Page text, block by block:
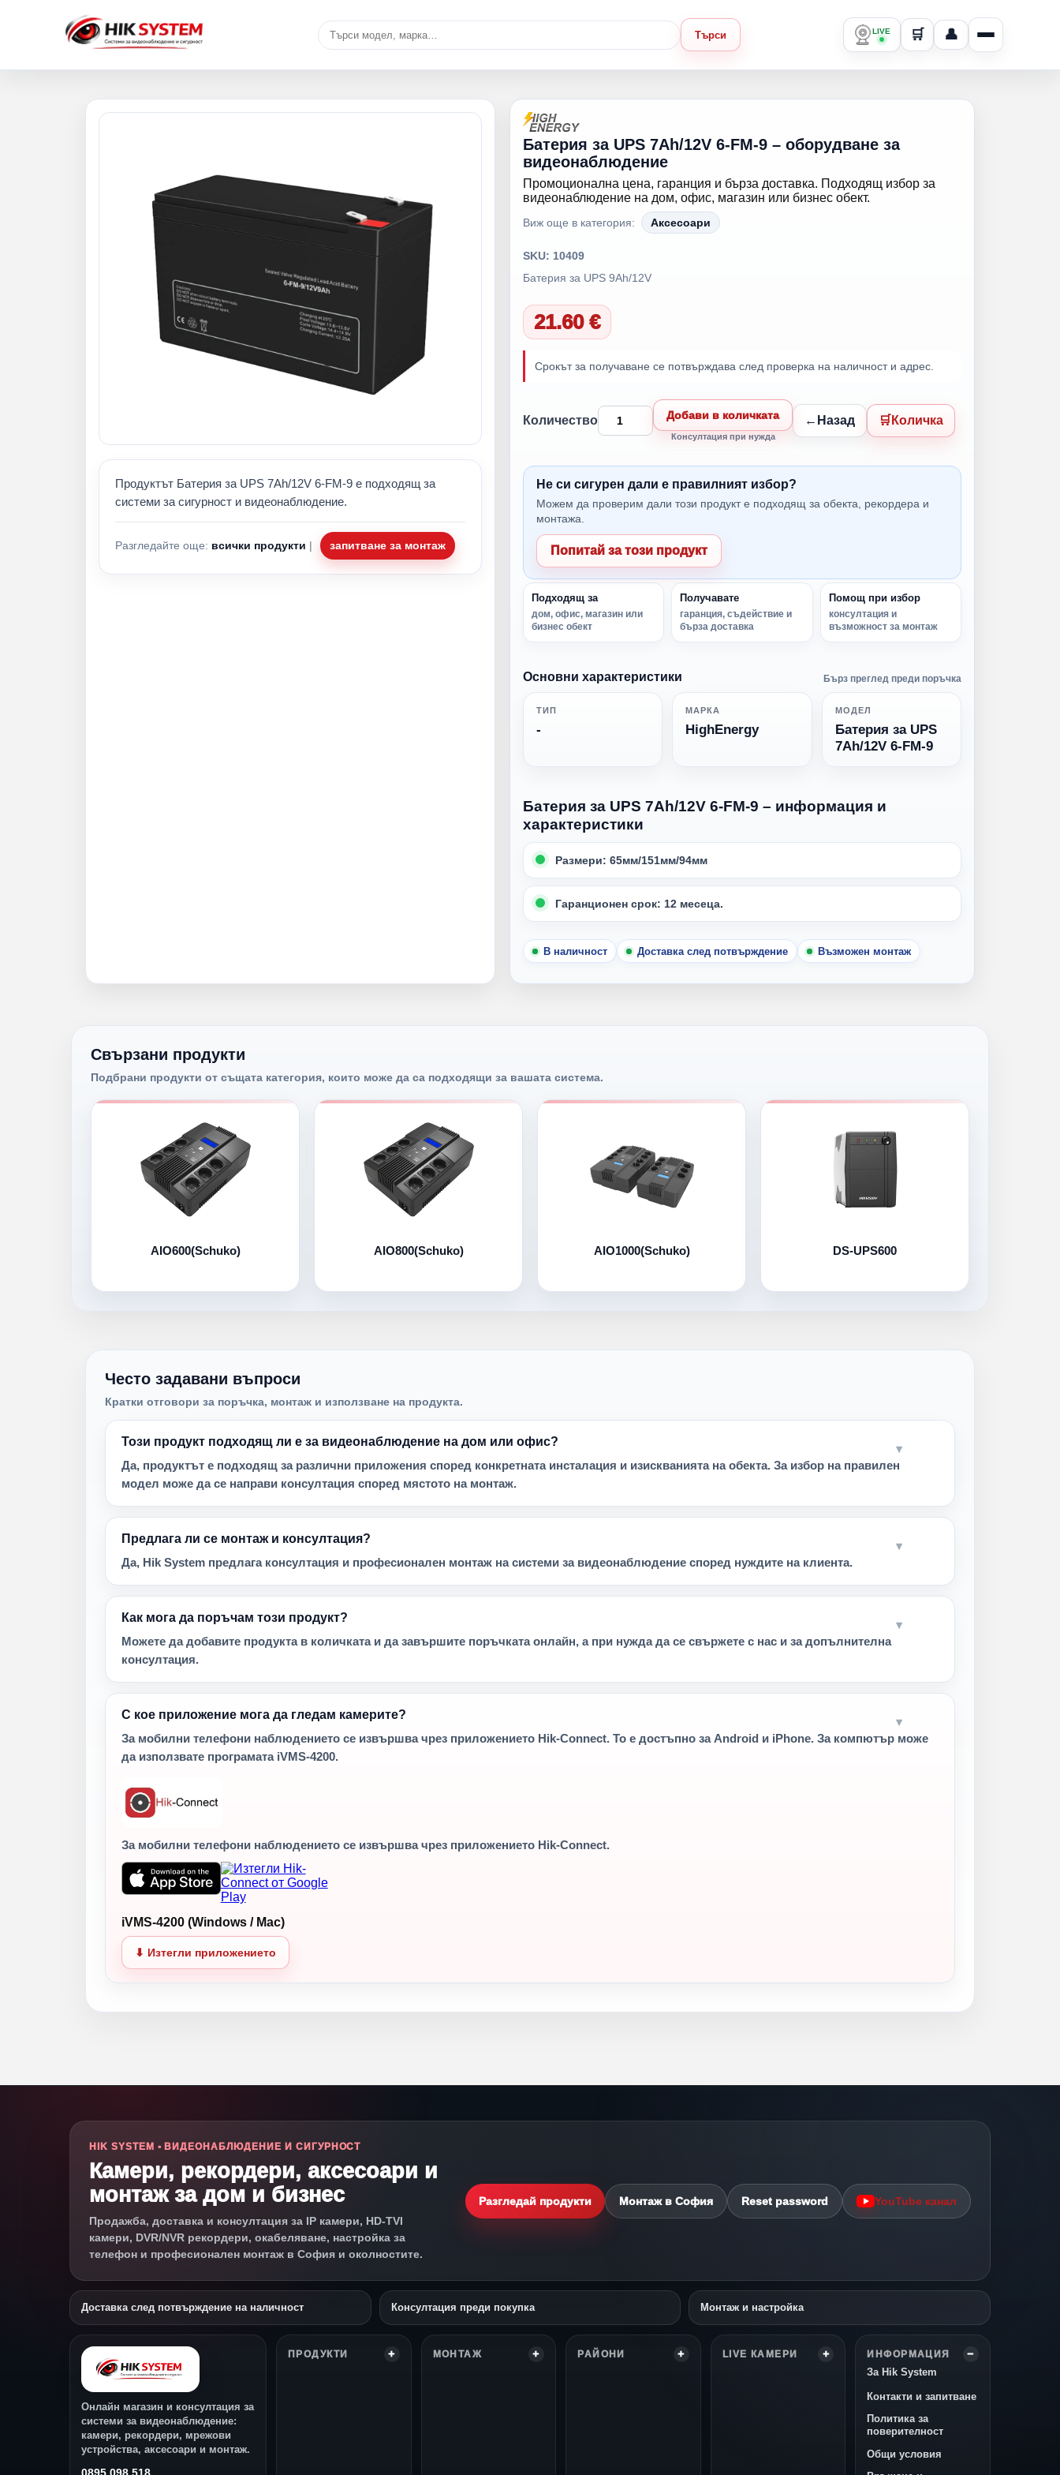
Търси LIVE 🛒 👤
Продуктът Батерия за UPS 7Ah/12V 6-FM-9 е подходящ за
системи за сигурност и видеонаблюдение.
Разгледайте още: всички продукти | запитване за монтаж
Батерия за UPS 7Ah/12V 6-FM-9 – оборудване за
видеонаблюдение
Промоционална цена, гаранция и бърза доставка. Подходящ избор за
видеонаблюдение на дом, офис, магазин или бизнес обект.
Виж още в категория: Аксесоари
SKU: 10409
Батерия за UPS 9Ah/12V
21.60 €
Срокът за получаване се потвърждава след проверка на наличност и адрес.
Количество Добави в количката
Консултация при нужда
Назад Количка
Не си сигурен дали е правилният избор?
Можем да проверим дали този продукт е подходящ за обекта, рекордера и
монтажа.
Попитай за този продукт
Подходящ за
дом, офис, магазин или
бизнес обект
Получавате
гаранция, съдействие и
бърза доставка
Помощ при избор
консултация и
възможност за монтаж
Основни характеристики Бърз преглед преди поръчка
ТИП
-
МАРКА
HighEnergy
МОДЕЛ
Батерия за UPS
7Ah/12V 6-FM-9
Батерия за UPS 7Ah/12V 6-FM-9 – информация и
характеристики
Размери: 65мм/151мм/94мм
Гаранционен срок: 12 месеца.
В наличност Доставка след потвърждение Възможен монтаж
Свързани продукти
Подбрани продукти от същата категория, които може да са подходящи за вашата система.
AIO600(Schuko) AIO800(Schuko) AIO1000(Schuko) DS-UPS600
Често задавани въпроси
Кратки отговори за поръчка, монтаж и използване на продукта.
Този продукт подходящ ли е за видеонаблюдение на дом или офис?
Да, продуктът е подходящ за различни приложения според конкретната инсталация и изискванията на обекта. За избор на правилен
модел може да се направи консултация според мястото на монтаж.
Предлага ли се монтаж и консултация?
Да, Hik System предлага консултация и професионален монтаж на системи за видеонаблюдение според нуждите на клиента.
Как мога да поръчам този продукт?
Можете да добавите продукта в количката и да завършите поръчката онлайн, а при нужда да се свържете с нас и за допълнителна
консултация.
С кое приложение мога да гледам камерите?
За мобилни телефони наблюдението се извършва чрез приложението Hik-Connect. То е достъпно за Android и iPhone. За компютър може
да използвате програмата iVMS-4200.
За мобилни телефони наблюдението се извършва чрез приложението Hik-Connect.
iVMS-4200 (Windows / Mac)
⬇ Изтегли приложението
HIK SYSTEM • ВИДЕОНАБЛЮДЕНИЕ И СИГУРНОСТ
Камери, рекордери, аксесоари и
монтаж за дом и бизнес
Продажба, доставка и консултация за IP камери, HD-TVI
камери, DVR/NVR рекордери, окабеляване, настройка за
телефон и професионален монтаж в София и околностите.
Разгледай продукти Монтаж в София Reset password YouTube канал
Доставка след потвърждение на наличност Консултация преди покупка Монтаж и настройка
Онлайн магазин и консултация за
системи за видеонаблюдение:
камери, рекордери, мрежови
устройства, аксесоари и монтаж.
0895 098 518
ПРОДУКТИ МОНТАЖ РАЙОНИ LIVE КАМЕРИ ИНФОРМАЦИЯ
За Hik System
Контакти и запитване
Политика за
поверителност
Общи условия